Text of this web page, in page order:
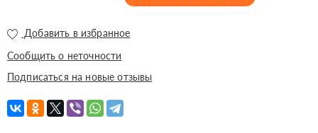
Добавить в избранное
Сообщить о неточности
Подписаться на новые отзывы